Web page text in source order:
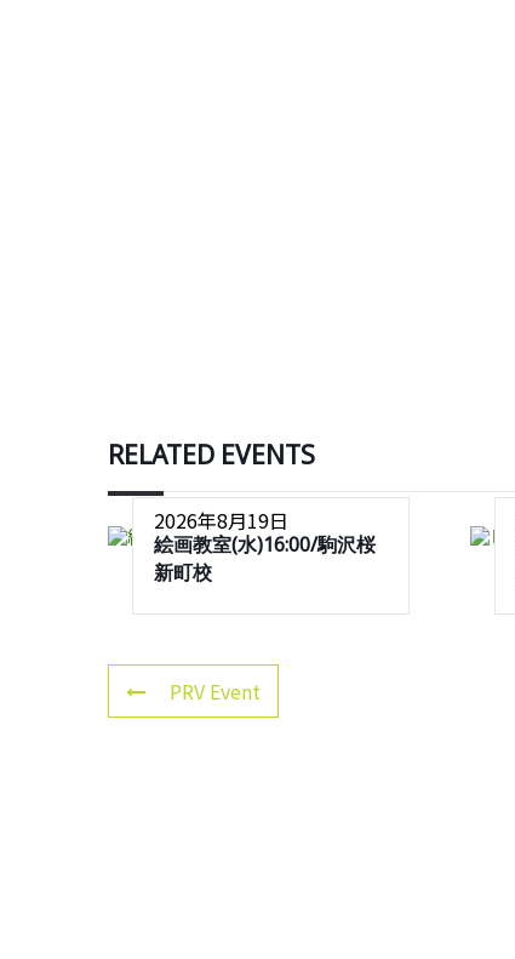
RELATED EVENTS
2026年8月19日
絵画教室(水)16:00/駒沢桜
新町校
PRV Event